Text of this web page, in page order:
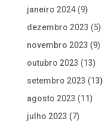
janeiro 2024(9)
dezembro 2023 (5)
novembro 2023 (9)
outubro 2023 (13)
setembro 2023 (13)
agosto 2023 (11)
julho 2023 (7)